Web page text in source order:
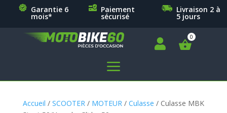
Garantie 6
mois*
Paiement
sécurisé
Livraison 2 à
5 jours

a
Accueil / SCOOTER / MOTEUR / Culasse / Culasse MBK